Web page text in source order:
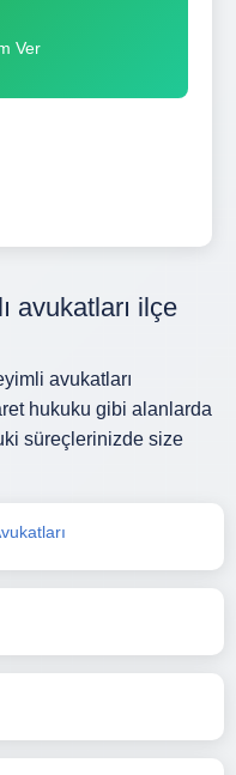
Ver
avukatları ilçe
avukatları
hukuku gibi alanlarda
süreçlerinizde size